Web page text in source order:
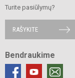
Turite pasiūlymų?
RAŠYKITE
Bendraukime